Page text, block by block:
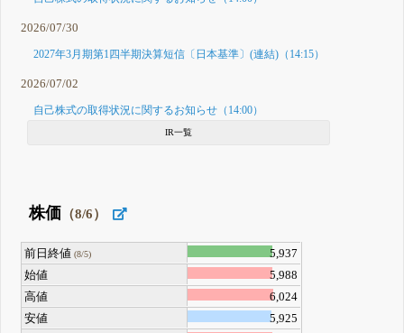
2026/07/30
2027年3月期第1四半期決算短信〔日本基準〕(連結)（14:15）
2026/07/02
自己株式の取得状況に関するお知らせ（14:00）
IR一覧
株価 （8/6）
前日終値 (8/5)
5,937
始値
5,988
高値
6,024
安値
5,925